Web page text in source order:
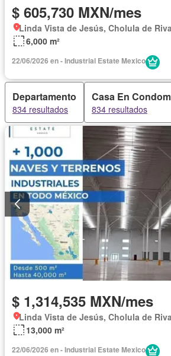
$ 605,730 MXN/mes
Linda Vista de Jesús, Cholula de
6,000 m²
22/06/2026 en - Industrial Estate Mexico
Departamento
834 resultados
Casa En
834 resultados
$ 1,314,535 MXN/mes
Linda Vista de Jesús, Cholula de
13,000 m²
22/06/2026 en - Industrial Estate Mexico